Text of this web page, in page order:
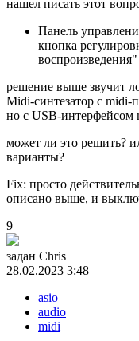
нашел писать этот
Панель
кнопка
решение выше звучит
Midi-синтезатор с midi-
но с USB-интерфейсом
может ли это решить?
варианты?
Fix: просто
описано выше, и
9
задан Chris
28.02.2023 3:48
asio
audio
midi